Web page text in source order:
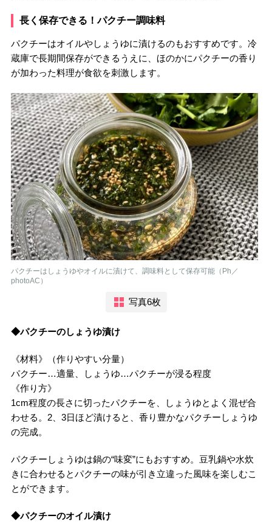
長く保存できる！パクチー調味料
パクチーはオイルやしょうゆに漬けるのもおすすめです。冷
蔵庫で長期間保存ができるうえに、ほのかにパクチーの香り
が加わった料理が食欲を刺激します。
パクチーはしょうゆやオイルに漬けて、調味料として保存可能（Ph／
photoAC）
写真6枚
◆パクチーのしょうゆ漬け
《材料》（作りやすい分量）
パクチー…適量、しょうゆ…パクチーが浸る程度
《作り方》
1cm程度の長さに切ったパクチーを、しょうゆとよく混ぜ合
わせる。2、3日ほど漬けると、香り豊かなパクチーしょうゆ
の完成。
パクチーしょうゆは鍋の“味変”にもおすすめ。豆乳鍋や水炊
きに合わせるとパクチーの味が引き立違った風味を楽しむこ
とができます。
◆パクチーのオイル漬け